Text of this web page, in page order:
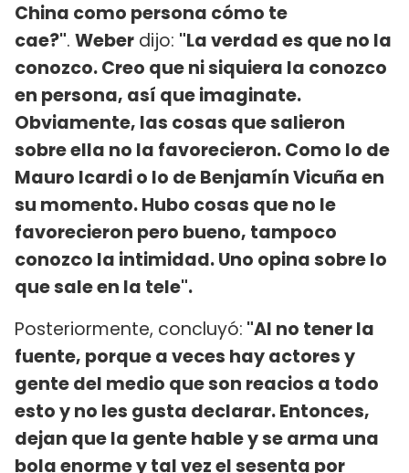
China como persona cómo te
cae?". Weber dijo: "La verdad es que no la
conozco. Creo que ni siquiera la conozco
en persona, así que imaginate.
Obviamente, las cosas que salieron
sobre ella no la favorecieron. Como lo de
Mauro Icardi o lo de Benjamín Vicuña en
su momento. Hubo cosas que no le
favorecieron pero bueno, tampoco
conozco la intimidad. Uno opina sobre lo
que sale en la tele".
Posteriormente, concluyó: "Al no tener la
fuente, porque a veces hay actores y
gente del medio que son reacios a todo
esto y no les gusta declarar. Entonces,
dejan que la gente hable y se arma una
bola enorme y tal vez el sesenta por